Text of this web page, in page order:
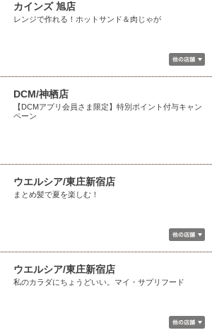
カインズ 旭店
レンジで作れる！ホットサンド＆肉じゃが
DCM/神栖店
【DCMアプリ会員さま限定】特別ポイント付与キャン
ペーン
ウエルシア/東庄新宿店
まとめ髪で夏を楽しむ！
ウエルシア/東庄新宿店
私のカラダにちょうどいい。マイ・サプリフード